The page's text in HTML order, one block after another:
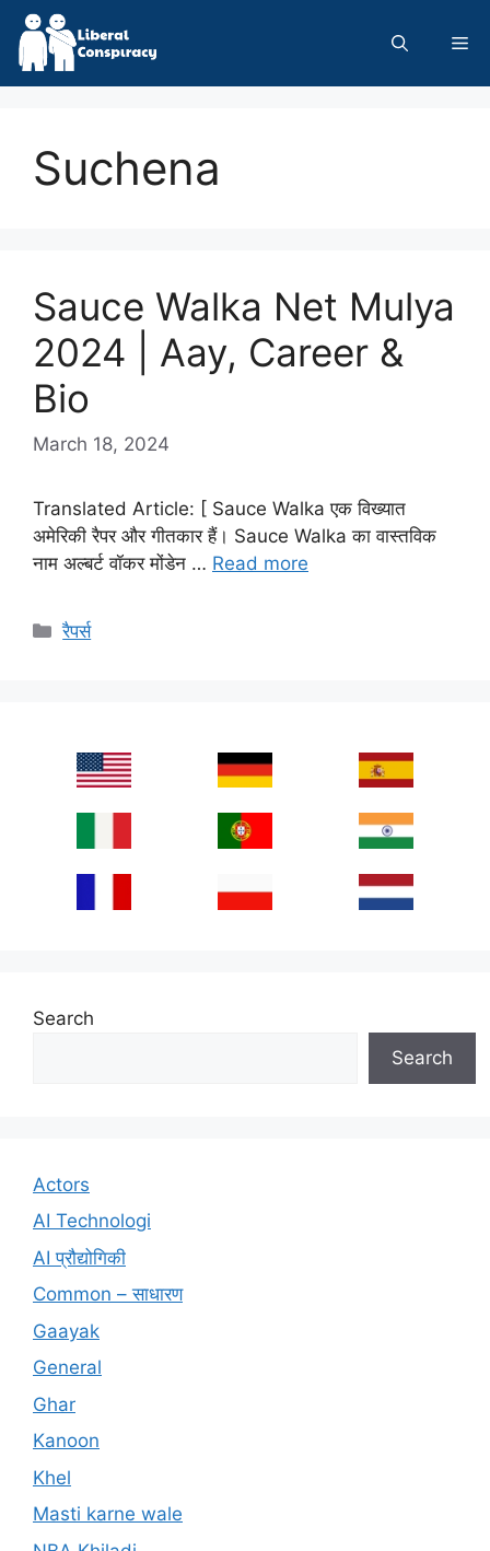
Skip
content
Suchena
Sauce Walka Net Mulya
2024 | Aay, Career &
Bio
March 18, 2024
Translated Article: [ Sauce Walka एक विख्यात
अमेरिकी रैपर और गीतकार हैं। Sauce Walka का वास्तविक
नाम अल्बर्ट वॉकर मोंडेन … Read more
Categories
रैपर्स
Search
Search
Actors
AI Technologi
AI प्रौद्योगिकी
Common – साधारण
Gaayak
General
Ghar
Kanoon
Khel
Masti karne wale